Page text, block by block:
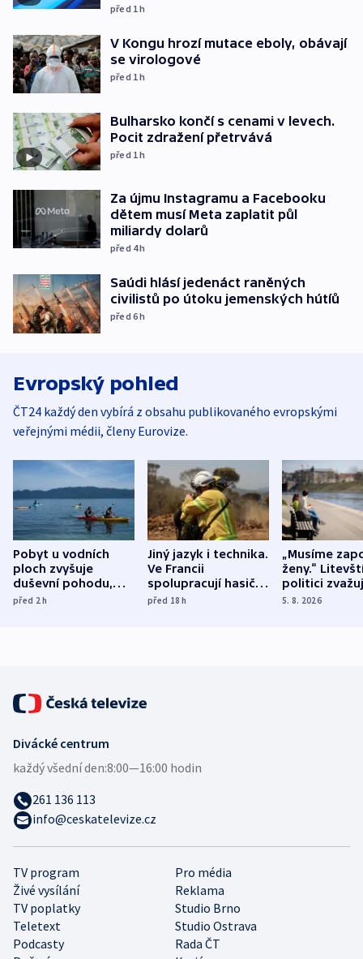
před 1h
V Kongu hrozí mutace eboly, obávají
se virologové
před 1h
Bulharsko končí s cenami v levech.
Pocit zdražení přetrvává
před 1h
Za újmu Instagramu a Facebooku
dětem musí Meta zaplatit půl
miliardy dolarů
před 4h
Saúdi hlásí jedenáct raněných
civilistů po útoku jemenských hútíů
před 6h
Evropský pohled
ČT24 každý den vybírá z obsahu publikovaného evropskými
veřejnými médii, členy Eurovize.
Pobyt u vodních
ploch zvyšuje
duševní pohodu,
ukázala
před 2h
Jiný jazyk i technika.
Ve Francii
spolupracují hasiči z
různých zemí
před 18h
„Musíme
ženy.“
politici
dohodu o
5. 8. 2026
TV program
Pro média
Živé vysílání
Reklama
TV poplatky
Studio Brno
Teletext
Studio Ostrava
Podcasty
Rada ČT
Divácké centrum
každý všední den:8:00—16:00 hodin
261 136 113
info@ceskatelevize.cz